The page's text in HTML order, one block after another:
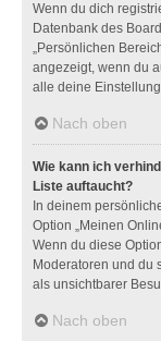
Wenn du dich
Datenbank des
„Persönlichen
angezeigt, wenn du
alle deine
Nach oben
Wie kann ich
Liste auftaucht?
In deinem
Option „Meinen
Wenn du diese
Moderatoren und du
als unsichtbarer
Nach oben